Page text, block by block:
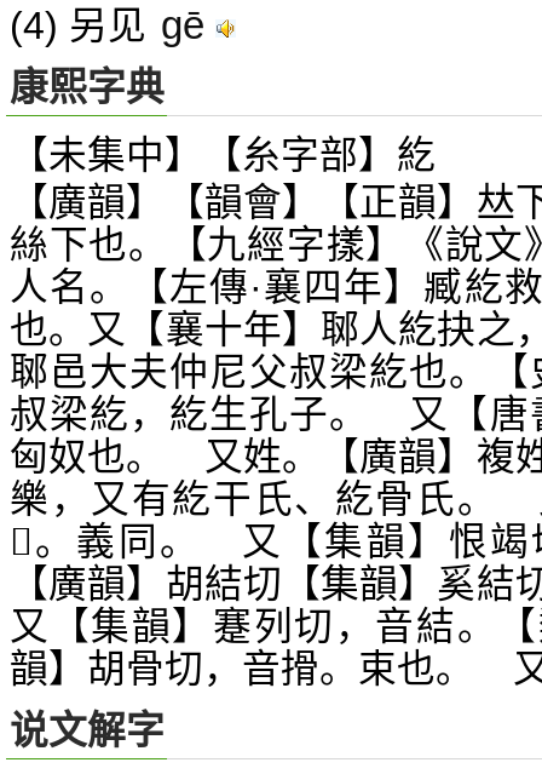
(4) 另见 gē
康熙字典
【未集中】【糸字部】紇
【廣韻】【韻會】【正韻】 𠀤
絲下也。【九經字㨾】《說文
人名。【左傳·襄四年】臧紇
也。又【襄十年】郰人紇抉之
郰邑大夫仲尼父叔梁紇也。
叔梁紇，紇生孔子。 又【唐
匈奴也。 又姓。【廣韻】複
樂，又有紇干氏、紇骨氏。
𥝖。義同。 又【集韻】恨
【廣韻】胡結切【集韻】奚結
又【集韻】蹇列切，音結。
韻】胡骨切，音搰。束也。
说文解字